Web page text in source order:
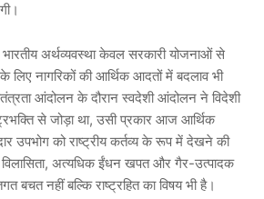
भारतीय अर्थव्यवस्था केवल सरकारी योजनाओं से
नागरिकों की आर्थिक आदतों में बदलाव भी
आंदोलन के दौरान स्वदेशी आंदोलन ने विदेशी
से जोड़ा था, उसी प्रकार आज आर्थिक
उपभोग को राष्ट्रीय कर्तव्य के रूप में देखने की
अत्यधिक ईंधन खपत और गैर-उत्पादक
बचत नहीं बल्कि राष्ट्रहित का विषय भी है।